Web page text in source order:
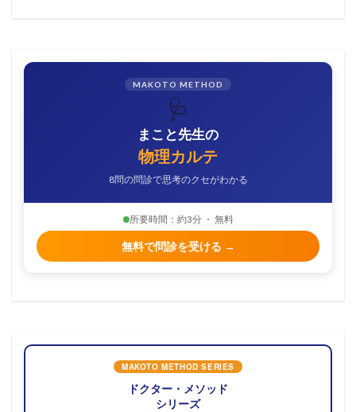
MAKOTO METHOD
🩺
まこと先生の
物理カルテ
8問の問診で思考のクセがわかる
所要時間：約3分 ・ 無料
無料で問診を受ける →
MAKOTO METHOD SERIES
ドクター・メソッド
シリーズ